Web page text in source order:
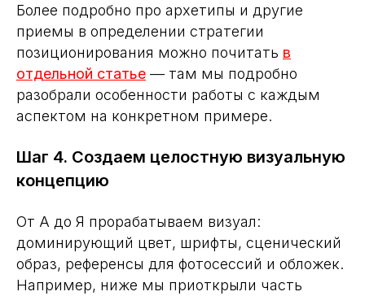
Более подробно про архетипы и другие
приемы в определении стратегии
позиционирования можно почитать в
отдельной статье — там мы подробно
разобрали особенности работы с каждым
аспектом на конкретном примере.
Шаг 4. Создаем целостную визуальную
концепцию
От А до Я прорабатываем визуал:
доминирующий цвет, шрифты, сценический
образ, референсы для фотосессий и обложек.
Например, ниже мы приоткрыли часть